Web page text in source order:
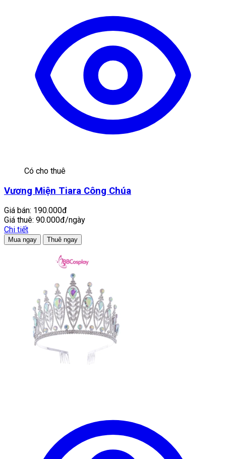
Có cho thuê
Vương Miện Tiara Công Chúa
Giá bán: 190.000đ
Giá thuê: 90.000đ/ngày
Chi tiết
Mua ngay Thuê ngay